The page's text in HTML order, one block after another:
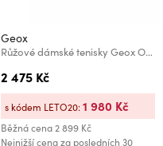
Geox
Růžové dámské tenisky Geox Octaviee
2 475 Kč
Běžná cena2 899 Kč
Nejnižší cena za posledních 30
s kódem LETO20:1 980 Kč